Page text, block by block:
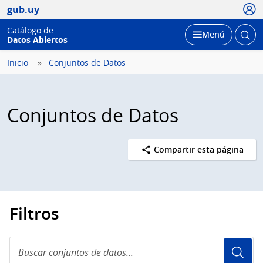
gub.uy
Catálogo de
Datos Abiertos
Desplegar
Menú Abrir
Inicio Conjuntos de Datos
Conjuntos de Datos
Compartir esta página
Filtros
conjuntos